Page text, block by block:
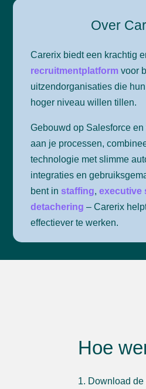
Over
Carerix biedt een krachtig
recruitmentplatform voor
uitzendorganisaties die
hoger niveau willen tillen.
Gebouwd op Salesforce
aan je processen,
technologie met slimme
integraties en
bent instaffing, executive
detachering – Carerix
effectiever te werken.
Hoe
Download